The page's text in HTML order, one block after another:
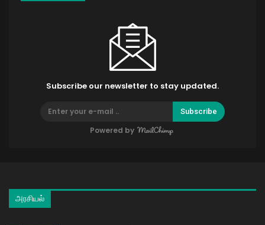
Subscribe our newsletter to stay updated.
Subscribe
Powered by
அரசியல்